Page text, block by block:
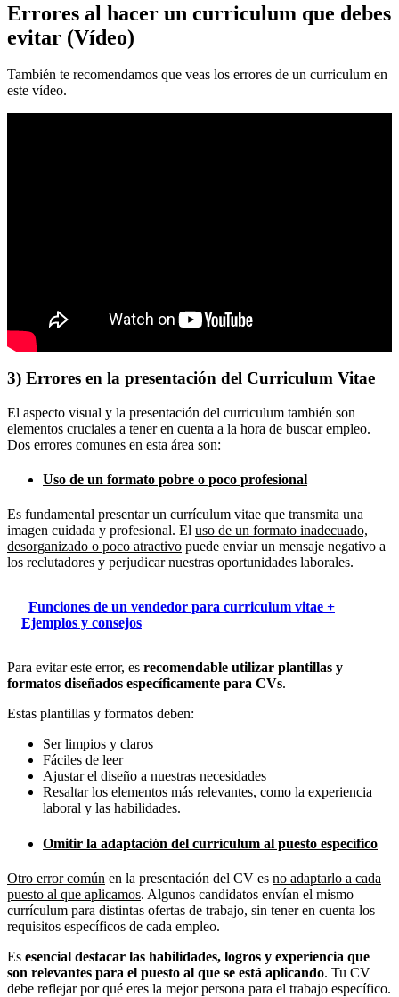
Errores al hacer un curriculum que debes
evitar (Vídeo)
También te recomendamos que veas los errores de un curriculum en
este vídeo.
3) Errores en la presentación del Curriculum Vitae
El aspecto visual y la presentación del curriculum también son
elementos cruciales a tener en cuenta a la hora de buscar empleo.
Dos errores comunes en esta área son:
Uso de un formato pobre o poco profesional
Es fundamental presentar un currículum vitae que transmita una
imagen cuidada y profesional. El uso de un formato inadecuado,
desorganizado o poco atractivo puede enviar un mensaje negativo a
los reclutadores y perjudicar nuestras oportunidades laborales.
Funciones de un vendedor para curriculum vitae +
Ejemplos y consejos
Para evitar este error, es recomendable utilizar plantillas y
formatos diseñados específicamente para CVs.
Estas plantillas y formatos deben:
Ser limpios y claros
Fáciles de leer
Ajustar el diseño a nuestras necesidades
Resaltar los elementos más relevantes, como la experiencia
laboral y las habilidades.
Omitir la adaptación del currículum al puesto específico
Otro error común en la presentación del CV es no adaptarlo a cada
puesto al que aplicamos. Algunos candidatos envían el mismo
currículum para distintas ofertas de trabajo, sin tener en cuenta los
requisitos específicos de cada empleo.
Es esencial destacar las habilidades, logros y experiencia que
son relevantes para el puesto al que se está aplicando. Tu CV
debe reflejar por qué eres la mejor persona para el trabajo específico.